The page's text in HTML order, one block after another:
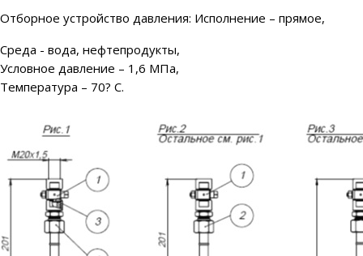
Отборное устройство давления: Исполнение – прямое,
Среда - вода, нефтепродукты,
Условное давление – 1,6 МПа,
Температура – 70? С.